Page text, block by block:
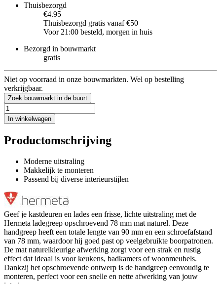
Thuisbezorgd
€4.95
Thuisbezorgd gratis vanaf €50
Voor 21:00 besteld, morgen in huis
Bezorgd in bouwmarkt
gratis
Niet op voorraad in onze bouwmarkten. Wel op bestelling
verkrijgbaar.
Zoek bouwmarkt in de buurt
In winkelwagen
Productomschrijving
Moderne uitstraling
Makkelijk te monteren
Passend bij diverse interieurstijlen
Geef je kastdeuren en lades een frisse, lichte uitstraling met de
Hermeta ladegreep opschroevend 78 mm mat naturel. Deze
handgreep heeft een totale lengte van 90 mm en een schroefafstand
van 78 mm, waardoor hij goed past op veelgebruikte boorpatronen.
De mat naturelkleurige afwerking zorgt voor een strak en rustig
effect dat ideaal is voor keukens, badkamers of woonmeubels.
Dankzij het opschroevende ontwerp is de handgreep eenvoudig te
monteren, perfect voor een snelle en nette afwerking van jouw